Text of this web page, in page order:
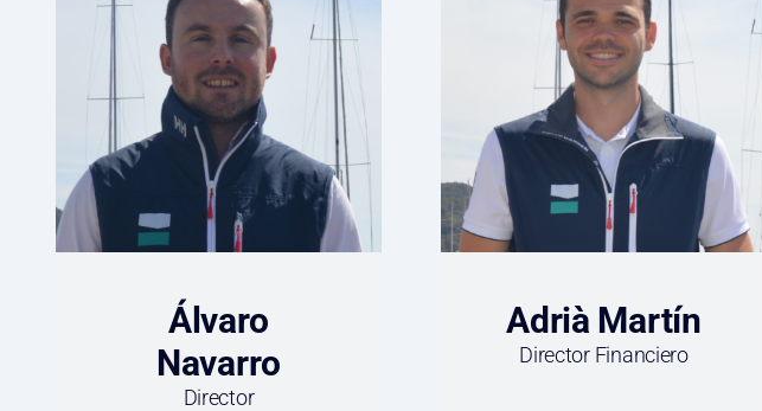
Álvaro
Navarro
Director
Adrià Martín
Director Financiero